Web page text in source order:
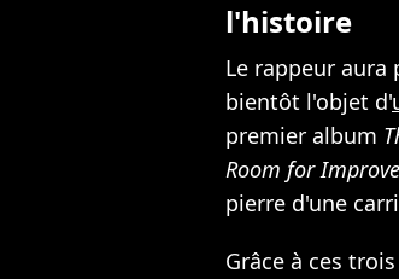
l'histoire
Le rappeur aura
bientôt l'objet d'
premier album
Room for
pierre d'une
Grâce à ces